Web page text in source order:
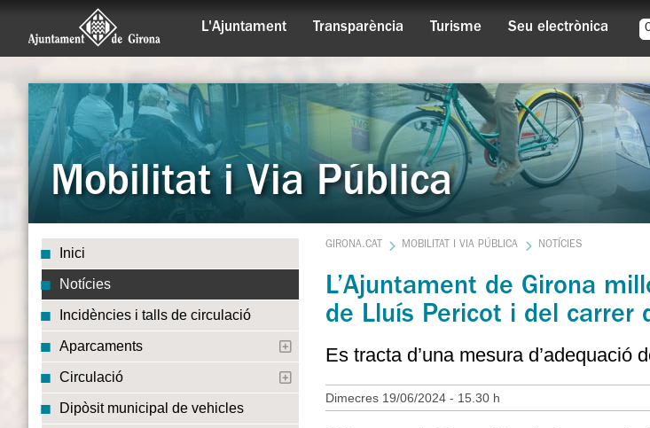
L'Ajuntament Transparència Turisme Seu electrònica
Mobilitat i Via Pública
Inici
Notícies
Incidències i talls de circulació
Aparcaments
Circulació
Dipòsit municipal de vehicles
GIRONA.CAT MOBILITAT I VIA PÚBLICA NOTÍCIES
L’Ajuntament de Girona
de Lluís Pericot i del carrer
Es tracta d’una mesura d’adequació
Dimecres 19/06/2024 - 15.30 h